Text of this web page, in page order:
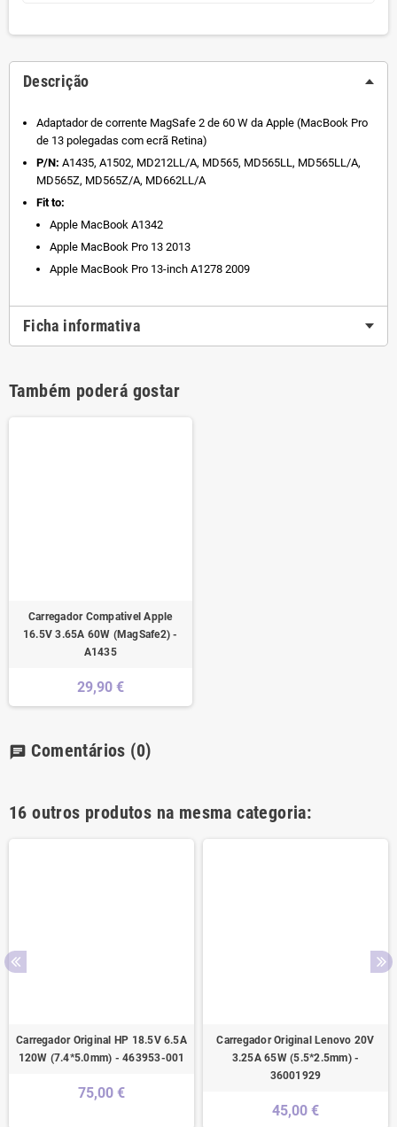
Descrição
Adaptador de corrente MagSafe 2 de 60 W da Apple (MacBook Pro
de 13 polegadas com ecrã Retina)
P/N: A1435, A1502, MD212LL/A, MD565, MD565LL, MD565LL/A,
MD565Z, MD565Z/A, MD662LL/A
Fit to:
Apple MacBook A1342
Apple MacBook Pro 13 2013
Apple MacBook Pro 13-inch A1278 2009
Ficha informativa
Também poderá gostar
Carregador Compativel Apple
16.5V 3.65A 60W (MagSafe2) -
A1435
29,90 €
chat Comentários (0)
16 outros produtos na mesma categoria:
Carregador Original HP 18.5V 6.5A
120W (7.4*5.0mm) - 463953-001
75,00 €
Carregador Original Lenovo 20V
3.25A 65W (5.5*2.5mm) -
36001929
45,00 €